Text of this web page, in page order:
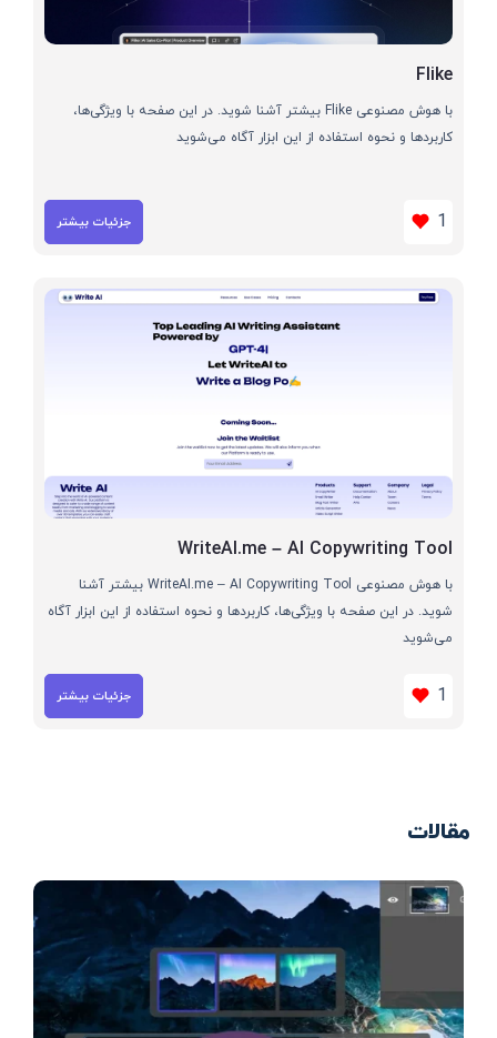
Flike
با هوش مصنوعی Flike بیشتر آشنا شوید. در این صفحه با ویژگی‌ها،
کاربردها و نحوه استفاده از این ابزار آگاه می‌شوید
1 جزئیات بیشتر
WriteAI.me – AI Copywriting Tool
با هوش مصنوعی WriteAI.me – AI Copywriting Tool بیشتر آشنا
شوید. در این صفحه با ویژگی‌ها، کاربردها و نحوه استفاده از این ابزار آگاه
می‌شوید
1 جزئیات بیشتر
مقالات